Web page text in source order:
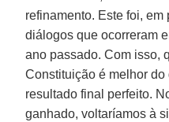
refinamento. Este foi,
diálogos que ocorreram
ano passado. Com isso,
Constituição é melhor
resultado final perfeito.
ganhado, voltaríamos à